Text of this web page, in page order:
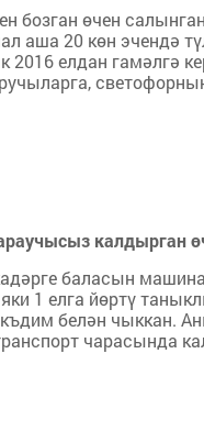
бозган өчен
аша 20 көн эчендә
2016 елдан гамәлгә
калдырган
баласын
1 елга йөртү
белән чыккан.
чарасында